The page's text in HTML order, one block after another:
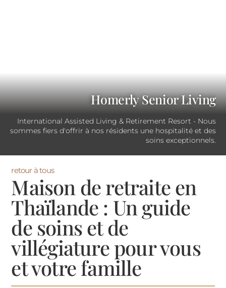
Homerly Senior Living
International Assisted Living & Retirement Resort - Nous
sommes fiers d'offrir à nos résidents une hospitalité et des
soins exceptionnels.
retour à tous
Maison de retraite en
Thaïlande : Un guide
de soins et de
villégiature pour vous
et votre famille